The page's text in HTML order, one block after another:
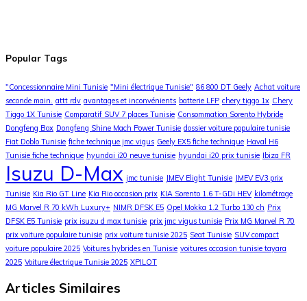
Popular Tags
"Concessionnaire Mini Tunisie "Mini électrique Tunisie" 86 800 DT Geely Achat voiture
seconde main. attt rdv avantages et inconvénients batterie LFP chery tiggo 1x Chery
Tiggo 1X Tunisie Comparatif SUV 7 places Tunisie Consommation Sorento Hybride
Dongfeng Box Dongfeng Shine Mach Power Tunisie dossier voiture populaire tunisie
Fiat Doblo Tunisie fiche technique jmc vigus Geely EX5 fiche technique Haval H6
Tunisie fiche technique hyundai i20 neuve tunisie hyundai i20 prix tunisie Ibiza FR
Isuzu D-Max jmc tunisie JMEV Elight Tunisie JMEV EV3 prix
Tunisie Kia Rio GT Line Kia Rio occasion prix KIA Sorento 1.6 T-GDi HEV kilométrage
MG Marvel R 70 kWh Luxury+ NIMR DFSK E5 Opel Mokka 1.2 Turbo 130 ch Prix
DFSK E5 Tunisie prix isuzu d max tunisie prix jmc vigus tunisie Prix MG Marvel R 70
prix voiture populaire tunisie prix voiture tunisie 2025 Seat Tunisie SUV compact
voiture populaire 2025 Voitures hybrides en Tunisie voitures occasion tunisie tayara
2025 Voiture électrique Tunisie 2025 XPILOT
Articles Similaires